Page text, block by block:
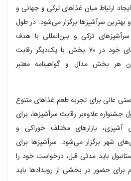
ارتباط میان غذاهای ترکی و جهانی و
سرآشپزها برگزار می‌شود. در طول
سرآشپزهای ترکی و بین‌المللی با هدف
نمایش مهارت و تخصص‌های خود در ۷۰ بخش با یک‌دیگر رقابت
هر بخش مدال و گواهینامه معتبر
عالی برای تجربه طعم غذاهای متنوع
علاوه‌بر رقابت سرآشپزها، برای
بازارهای مختلف خوراکی و
شهر برگزار می‌شود. سرآشپزها برای
باید مدتی قبل، درخواست خود را
برای حضور در بخشی از رویدادها باید